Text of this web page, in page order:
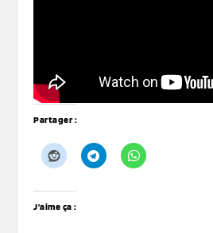
Partager :
J’aime ça :